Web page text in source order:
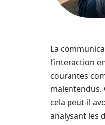
La
l’interaction
courantes
malentendus.
cela peut-il
analysant les